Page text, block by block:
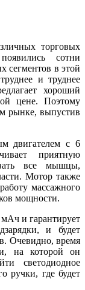
торговых
сотни
сегментов в этой
и труднее
хороший
цене. Поэтому
рынке, выпустив
двигателем с 6
приятную
все мышцы,
Мотор также
массажного
мощности.
и гарантирует
и будет
Очевидно, время
на которой он
светодиодное
ручки, где будет